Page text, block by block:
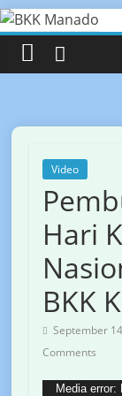
Skip
to
content
BKK
Website
Manado
Video
Hari
BKK
September
Comments
Video
Media